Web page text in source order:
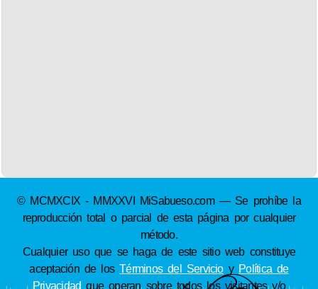
© MCMXCIX - MMXXVI MiSabueso.com — Se prohíbe la
reproducción total o parcial de esta página por cualquier
método.
Cualquier uso que se haga de este sitio web constituye
aceptación de losTérminos del Servicioy Política de
Privacidad que operan sobre todos los visitantes y/o